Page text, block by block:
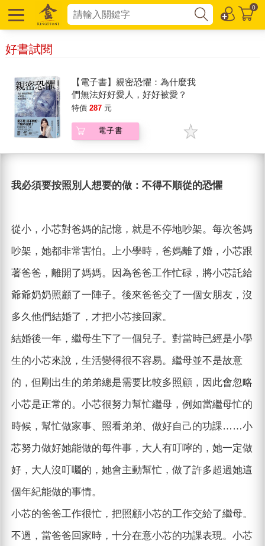
0
好書試閱
【電子書】親密恐懼：為什麼我
們無法好好愛人，好好被愛？
特價 287 元
電子書
我必須要按照別人想要的做：不得不順從的恐懼
從小，小芯對爸媽的記憶，就是不停地吵架。每次爸媽
吵架，她都非常害怕。上小學時，爸媽離了婚，小芯跟
著爸爸，離開了媽媽。因為爸爸工作忙碌，將小芯託給
爺爺奶奶照顧了一陣子。後來爸爸交了一個女朋友，沒
多久他們結婚了，才把小芯接回家。
結婚後一年，繼母生下了一個兒子。對當時已經是小學
生的小芯來說，生活變得很不容易。繼母並不是故意
的，但剛出生的弟弟總是需要比較多照顧，因此會忽略
小芯是正常的。小芯很努力幫忙繼母，例如當繼母忙的
時候，幫忙做家事、照看弟弟、做好自己的功課……小
芯努力做好她能做的每件事，大人有叮嚀的，她一定做
好，大人沒叮囑的，她會主動幫忙，做了許多超過她這
個年紀能做的事情。
小芯的爸爸工作很忙，把照顧小芯的工作交給了繼母。
不過，當爸爸回家時，十分在意小芯的功課表現。小芯